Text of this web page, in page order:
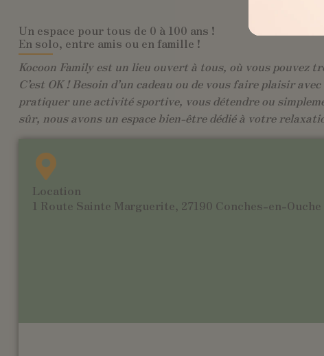
Un espace pour tous de 0 à 100 ans !
En solo, entre amis ou en famille !
Kocoon Family est un lieu ouvert à tous, où vous pouvez
C’est OK ! Besoin d’un cadeau ou de vous faire plaisir
pratiquer une activité sportive, vous détendre ou
sûr, nous avons un espace bien-être dédié à votre
Location
1 Route Sainte Marguerite, 27190 Conches-en-Ouche